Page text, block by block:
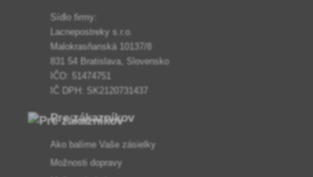
Sídlo firmy:
Lacnepostreky s.r.o.
Malokrasňanská 10137/8
831 54 Bratislava, Slovensko
IČO: 51474751
IČ DPH: SK2120731437
Pre zákazníkov
Ako balíme Vaše zásielky
Možnosti dopravy